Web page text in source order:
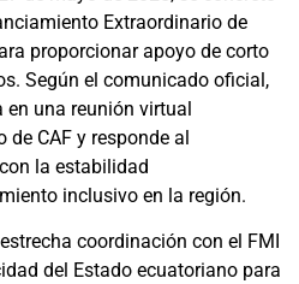
Extraordinario de
proporcionar apoyo de corto
Según el comunicado oficial,
una reunión virtual
CAF y responde al
la estabilidad
inclusivo en la región.
coordinación con el FMI
del Estado ecuatoriano para